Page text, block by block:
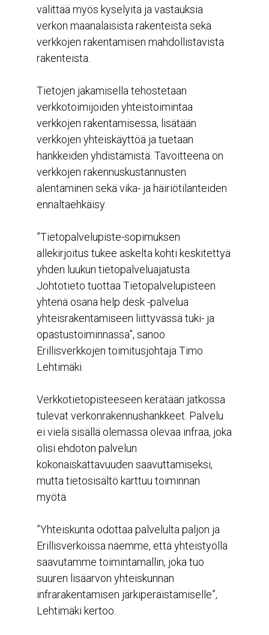
välittää myös kyselyitä ja vastauksia
verkon maanalaisista rakenteista sekä
verkkojen rakentamisen mahdollistavista
rakenteista.
Tietojen jakamisella tehostetaan
verkkotoimijoiden yhteistoimintaa
verkkojen rakentamisessa, lisätään
verkkojen yhteiskäyttöä ja tuetaan
hankkeiden yhdistämistä. Tavoitteena on
verkkojen rakennuskustannusten
alentaminen sekä vika- ja häiriötilanteiden
ennaltaehkäisy.
”Tietopalvelupiste-sopimuksen
allekirjoitus tukee askelta kohti keskitettyä
yhden luukun tietopalveluajatusta.
Johtotieto tuottaa Tietopalvelupisteen
yhtenä osana help desk -palvelua
yhteisrakentamiseen liittyvässä tuki- ja
opastustoiminnassa”, sanoo
Erillisverkkojen toimitusjohtaja Timo
Lehtimäki.
Verkkotietopisteeseen kerätään jatkossa
tulevat verkonrakennushankkeet. Palvelu
ei vielä sisällä olemassa olevaa infraa, joka
olisi ehdoton palvelun
kokonaiskattavuuden saavuttamiseksi,
mutta tietosisältö karttuu toiminnan
myötä.
”Yhteiskunta odottaa palvelulta paljon ja
Erillisverkoissa näemme, että yhteistyöllä
saavutamme toimintamallin, joka tuo
suuren lisäarvon yhteiskunnan
infrarakentamisen järkiperäistämiselle”,
Lehtimäki kertoo.